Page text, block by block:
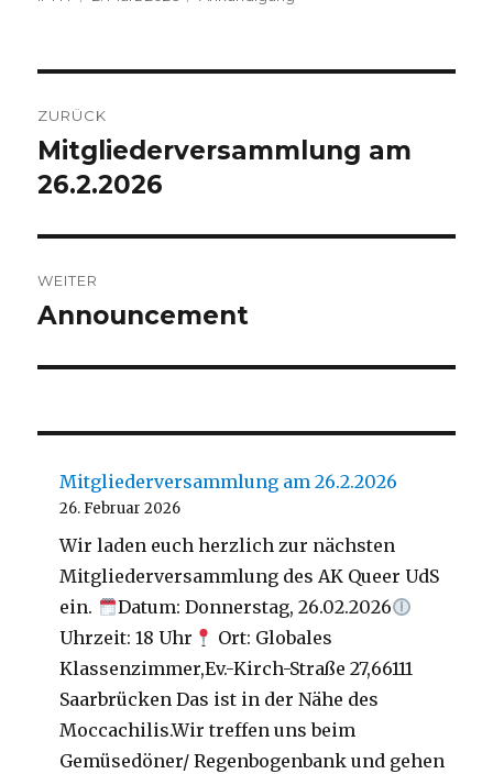
ZURÜCK
Vorheriger
Beitrag:
Mitgliederversammlung am
26.2.2026
WEITER
Nächster
Announcement
Mitgliederversammlung am 26.2.2026
26. Februar 2026
Wir laden euch herzlich zur nächsten
Mitgliederversammlung des AK Queer UdS
ein.
Datum: Donnerstag, 26.02.2026
Uhrzeit: 18 Uhr
Ort: Globales
Klassenzimmer,Ev.-Kirch-Straße 27,66111
Saarbrücken Das ist in der Nähe des
Moccachilis.Wir treffen uns beim
Gemüsedöner/ Regenbogenbank und gehen